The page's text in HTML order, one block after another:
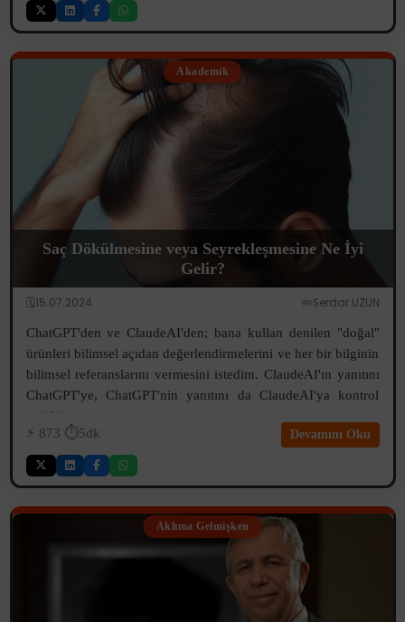
Akademik
Saç Dökülmesine veya Seyrekleşmesine Ne İyi
Gelir?
🗓️15.07.2024 ✏️Serdar UZUN
ChatGPT'den ve ClaudeAI'den; bana kullan denilen "doğal"
ürünleri bilimsel açıdan değerlendirmelerini ve her bir bilginin
bilimsel referanslarını vermesini istedim. ClaudeAI'ın yanıtını
ChatGPT'ye, ChatGPT'nin yanıtını da ClaudeAI'ya kontrol
ettirdim...
⚡️ 873 ⏱️5dk Devamını Oku
Aklıma Gelmişken